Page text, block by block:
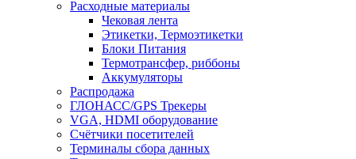
Расходные материалы
Чековая лента
Этикетки, Термоэтикетки
Блоки Питания
Термотрансфер, риббоны
Аккумуляторы
Распродажа
ГЛОНАСС/GPS Трекеры
VGA, HDMI оборудование
Счётчики посетителей
Терминалы сбора данных